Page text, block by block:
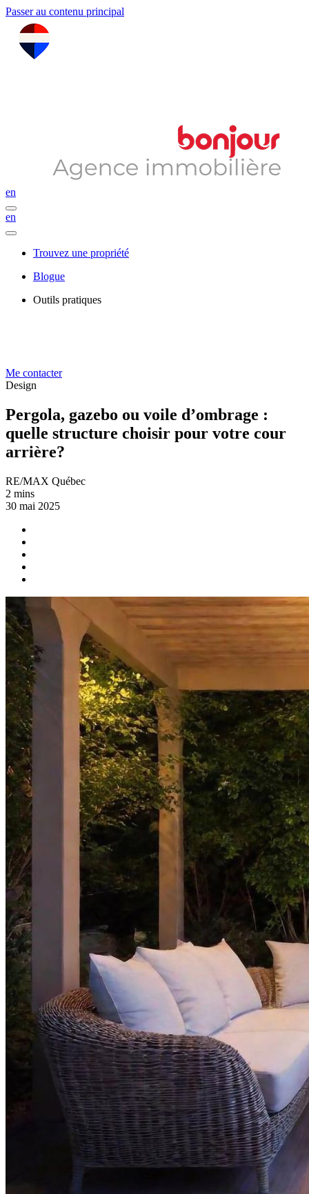
Passer au contenu principal
en
en
Trouvez une propriété
Blogue
Outils pratiques
Me contacter
Design
Pergola, gazebo ou voile d’ombrage :
quelle structure choisir pour votre cour
arrière?
RE/MAX Québec
2 mins
30 mai 2025